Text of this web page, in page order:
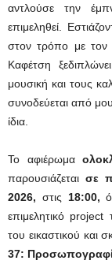
αντλούσε την
επιμεληθεί.
στον τρόπο με τον
Καφέτση
μουσική και τους
συνοδεύεται από
ίδια.
Το αφιέρωμα
παρουσιάζεται σε
2026, στις 18:00,
επιμελητικό
του εικαστικού και
37: